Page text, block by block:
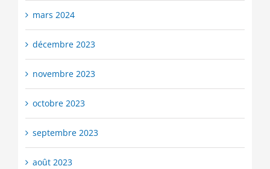
mars 2024
décembre 2023
novembre 2023
octobre 2023
septembre 2023
août 2023